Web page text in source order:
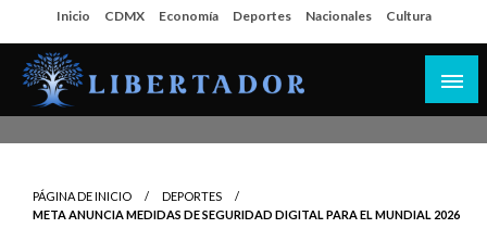
al
contenido
Inicio CDMX Economía Deportes Nacionales Cultura
PÁGINA DE INICIO
DEPORTES
META ANUNCIA MEDIDAS DE SEGURIDAD DIGITAL PARA EL MUNDIAL 2026